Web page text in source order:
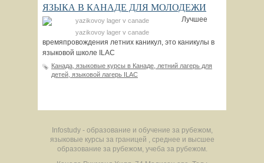
ЯЗЫКА В КАНАДЕ ДЛЯ МОЛОДЕЖИ
yazikovoy lager v canade
Лучшее
времяпровождения летних каникул, это каникулы в
языковой школе ILAC
Канада, языковые курсы в Канаде, летний лагерь для
детей, языковой лагерь ILAC
Infostudy - образование и обучение за рубежом,
языковые курсы за границей , среднее и высшее
образование за рубежом, учеба за рубежом.